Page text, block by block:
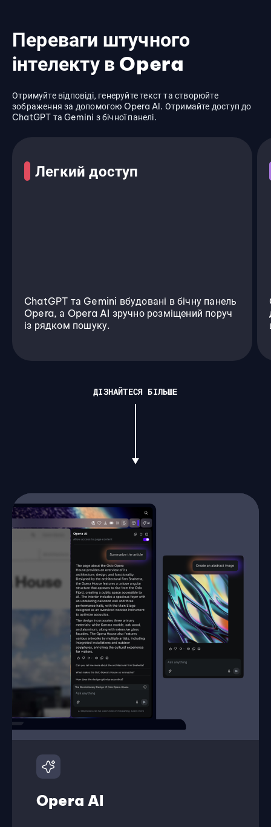
Переваги штучного
інтелекту в Opera
Отримуйте відповіді, генеруйте текст та створюйте
зображення за допомогою Opera AI. Отримайте доступ до
ChatGPT та Gemini з бічної панелі.
Легкий доступ
ChatGPT та Gemini вбудовані в бічну панель
Opera, а Opera AI зручно розміщений поруч
із рядком пошуку.
ДІЗНАЙТЕСЯ БІЛЬШЕ
Opera AI